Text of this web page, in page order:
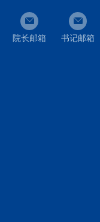
院长邮箱 书记邮箱